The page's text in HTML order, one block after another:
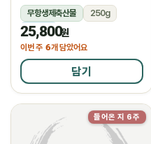
무항생제축산물
250g
냉장
25,800원
이번 주 6개 담았어요
담기
들어온 지 6주